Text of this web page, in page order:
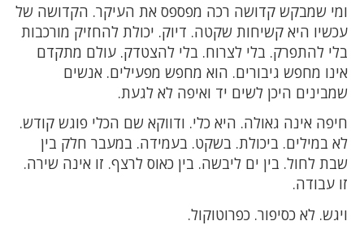
ומי שמבקש קדושה רכה מפספס את העיקר. הקדושה של
עכשיו היא קשיחות שקטה. דיוק. יכולת להחזיק מורכבות
בלי להתפרק. בלי לצרוח. בלי להצטדק. עולם מתקדם
אינו מחפש גיבורים. הוא מחפש מפעילים. אנשים
שמבינים היכן לשים יד ואיפה לא לגעת.
חיפה אינה גאולה. היא כלי. ודווקא שם הכלי פוגש קודש.
לא במילים. ביכולת. בשקט. בעמידה. במעבר חלק בין
שבת לחול. בין ים ליבשה. בין כאוס לרצף. זו אינה שירה.
זו עבודה.
ויגש. לא כסיפור. כפרוטוקול.